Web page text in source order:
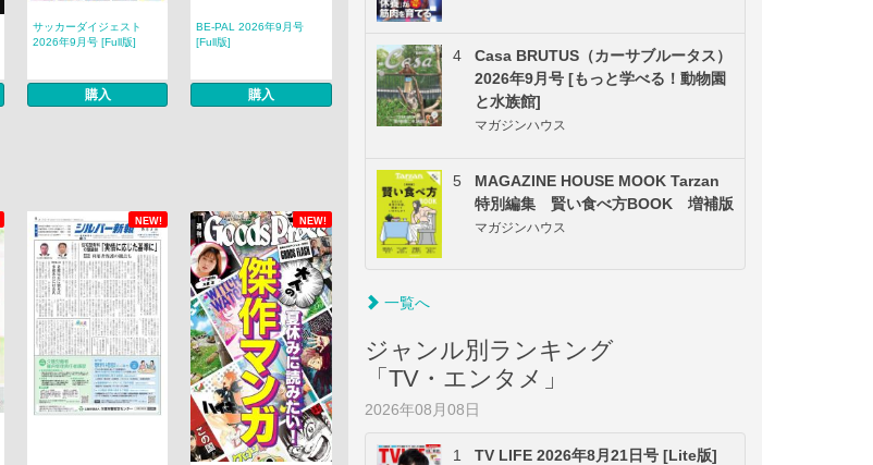
サッカーダイジェスト
2026年9月号 [Full版]
購入
BE-PAL 2026年9月号
[Full版]
購入
NEW! NEW!
4
Casa BRUTUS（カーサブルータス）
2026年9月号 [もっと学べる！動物園
と水族館]
マガジンハウス
5
MAGAZINE HOUSE MOOK Tarzan
特別編集 賢い食べ方BOOK 増補版
マガジンハウス
一覧へ
ジャンル別ランキング
「TV・エンタメ」
2026年08月08日
1 TV LIFE 2026年8月21日号 [Lite版]